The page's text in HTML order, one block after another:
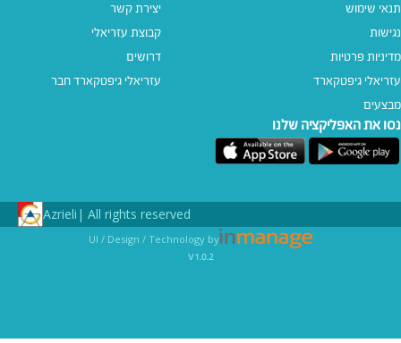
תנאי שימוש
נגישות
מדיניות פרטיות
עזריאלי גיפטקארד
מבצעים
יצירת קשר
קבוצת עזריאלי
דרושים
עזריאלי גיפטקארד חבר‎
נסו את האפליקציה שלנו
All rights reserved |
Azrieli
UI / Design / Technology by
v1.0.2